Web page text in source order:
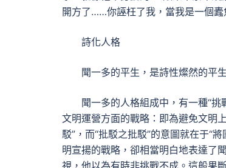
開方了……你誣枉了我，當我是一個
詩化人格
聞一多的平生，是詩性燦然的平
聞一多的人格組成中，有一種“
文明運營方面的戰略：即為避免文明
駁”，而“批駁之批駁”的意圖就在于“
明宣揚的戰略，卻相當明白地表達了
視，他以為有時非挑戰不成。這般果